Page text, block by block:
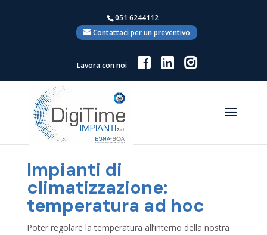
051 6244112
Contattaci per un preventivo
Lavora con noi
Impianti di
climatizzazione:
temperatura ad hoc
Poter regolare la temperatura all’interno della nostra